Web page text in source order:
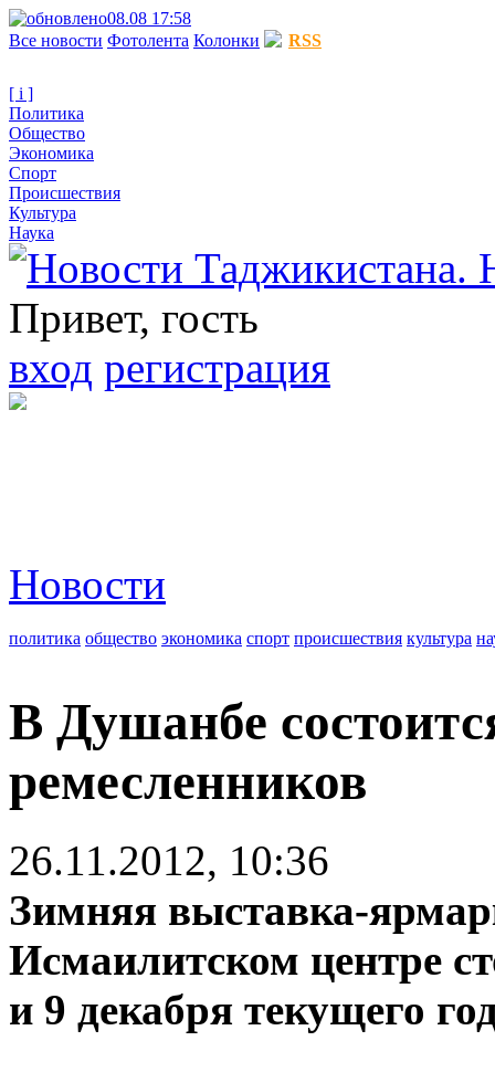
08.08 17:58
Все новости Фотолента Колонки RSS
[ i ]
Политика
Общество
Экономика
Спорт
Происшествия
Культура
Наука
Привет, гость
вход регистрация
Новости
политика общество экономика спорт происшествия культура
В Душанбе
ремесленников
26.11.2012, 10:36
Зимняя выставка-
Исмаилитском центре
и 9 декабря текущего